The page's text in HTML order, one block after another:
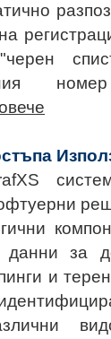
данни за
и